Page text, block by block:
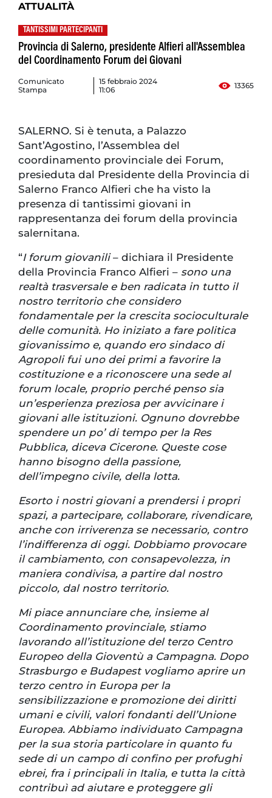
ATTUALITÀ
TANTISSIMI PARTECIPANTI
Provincia di Salerno, presidente Alfieri all'Assemblea
del Coordinamento Forum dei Giovani
Comunicato
Stampa
15 febbraio 2024
11:06
13365
SALERNO. Si è tenuta, a Palazzo
Sant’Agostino, l’Assemblea del
coordinamento provinciale dei Forum,
presieduta dal Presidente della Provincia di
Salerno Franco Alfieri che ha visto la
presenza di tantissimi giovani in
rappresentanza dei forum della provincia
salernitana.
“I forum giovanili– dichiara il Presidente
della Provincia Franco Alfieri – sono una
realtà trasversale e ben radicata in tutto il
nostro territorio che considero
fondamentale per la crescita socioculturale
delle comunità. Ho iniziato a fare politica
giovanissimo e, quando ero sindaco di
Agropoli fui uno dei primi a favorire la
costituzione e a riconoscere una sede al
forum locale, proprio perché penso sia
un’esperienza preziosa per avvicinare i
giovani alle istituzioni. Ognuno dovrebbe
spendere un po’ di tempo per la Res
Pubblica, diceva Cicerone. Queste cose
hanno bisogno della passione,
dell’impegno civile, della lotta.
Esorto i nostri giovani a prendersi i propri
spazi, a partecipare, collaborare, rivendicare,
anche con irriverenza se necessario, contro
l’indifferenza di oggi. Dobbiamo provocare
il cambiamento, con consapevolezza, in
maniera condivisa, a partire dal nostro
piccolo, dal nostro territorio.
Mi piace annunciare che, insieme al
Coordinamento provinciale, stiamo
lavorando all’istituzione del terzo Centro
Europeo della Gioventù a Campagna. Dopo
Strasburgo e Budapest vogliamo aprire un
terzo centro in Europa per la
sensibilizzazione e promozione dei diritti
umani e civili, valori fondanti dell’Unione
Europea. Abbiamo individuato Campagna
per la sua storia particolare in quanto fu
sede di un campo di confino per profughi
ebrei, fra i principali in Italia, e tutta la città
contribuì ad aiutare e proteggere gli